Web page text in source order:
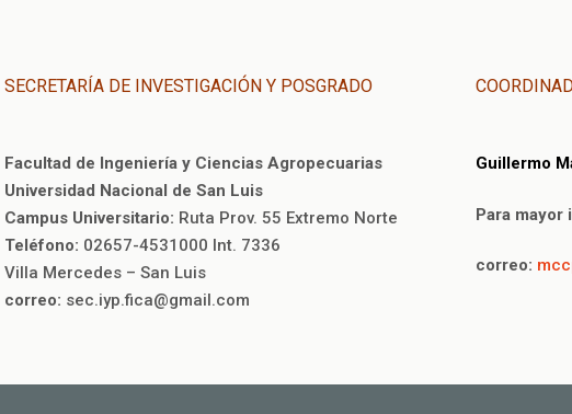
SECRETARÍA DE INVESTIGACIÓN Y POSGRADO
Facultad de Ingeniería y Ciencias Agropecuarias
Universidad Nacional de San Luis
Campus Universitario: Ruta Prov. 55 Extremo Norte
Teléfono: 02657-4531000 Int. 7336
Villa Mercedes – San Luis
correo: sec.iyp.fica@gmail.com
Guillermo
Para
correo: